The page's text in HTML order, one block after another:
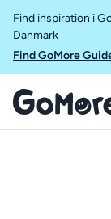
Find inspiration i
Danmark
Find GoMore